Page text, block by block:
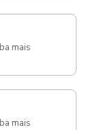
mais
mais